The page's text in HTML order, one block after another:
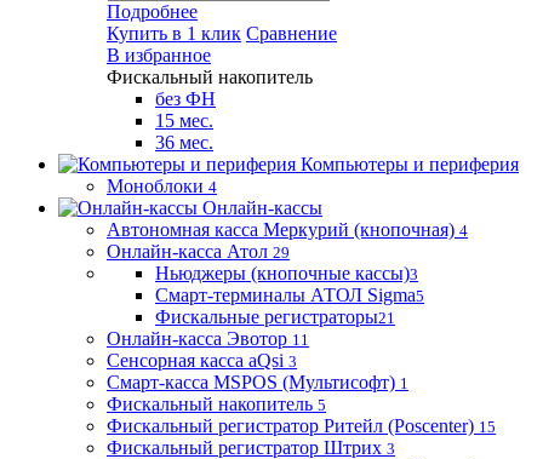
Подробнее
Купить в 1 клик Сравнение
В избранное
Фискальный накопитель
без ФН
15 мес.
36 мес.
Компьютеры и периферия
Моноблоки 4
Онлайн-кассы
Автономная касса Меркурий (кнопочная) 4
Онлайн-касса Атол 29
Ньюджеры (кнопочные кассы)3
Смарт-терминалы АТОЛ Sigma5
Фискальные регистраторы21
Онлайн-касса Эвотор 11
Сенсорная касса aQsi 3
Смарт-касса MSPOS (Мультисофт) 1
Фискальный накопитель 5
Фискальный регистратор Ритейл (Poscenter) 15
Фискальный регистратор Штрих 3